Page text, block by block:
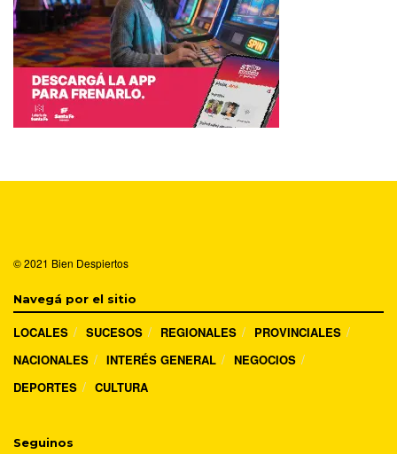
© 2021 Bien Despiertos
Navegá por el sitio
LOCALES SUCESOS REGIONALES
PROVINCIALES
NACIONALES
INTERÉS GENERAL
NEGOCIOS
DEPORTES
CULTURA
Seguinos